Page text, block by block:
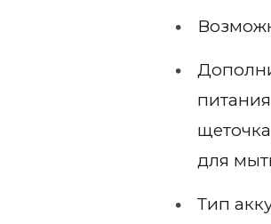
для
Тип